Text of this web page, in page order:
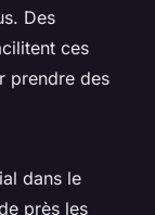
Des
ces
prendre des
dans le
près les